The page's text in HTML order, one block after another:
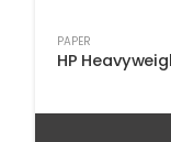
PAPER